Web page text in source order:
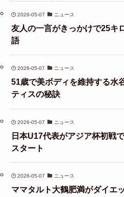
2026-05-07 ニュース
友人の一言がきっかけで25キ
語
2026-05-07 ニュース
51歳で美ボディを維持する水
ティスの秘訣
2026-05-07 ニュース
日本U17代表がアジア杯初戦
スタート
2026-05-07 ニュース
ママタルト大鶴肥満がダイエ